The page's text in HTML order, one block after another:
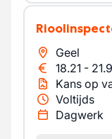
Geel
18.21 -
Kans op
Voltijds
Dagwerk